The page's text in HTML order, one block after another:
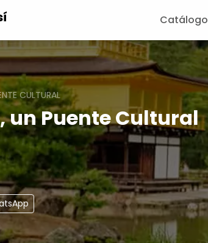
Catálogo
CULTURAL
un Puente Cultural